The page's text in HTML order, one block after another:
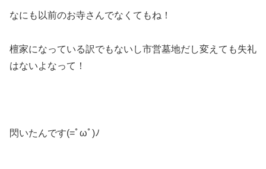
なにも以前のお寺さんでなくてもね！
檀家になっている訳でもないし市営墓地だし変えても失礼
はないよなって！
閃いたんです(=ﾟωﾟ)ﾉ